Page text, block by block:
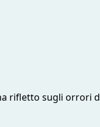
rifletto sugli orrori